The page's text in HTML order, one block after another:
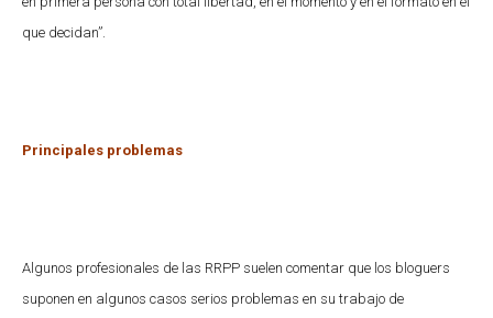
que decidan”.
Principales problemas
Algunos profesionales de las RRPP suelen comentar que los bloguers
suponen en algunos casos serios problemas en su trabajo de